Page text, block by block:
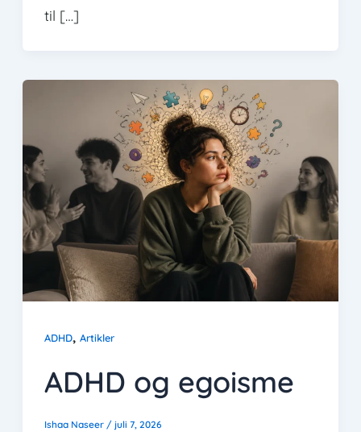
til […]
ADHD, Artikler
ADHD og egoisme
Ishaa Naseer / juli 7, 2026